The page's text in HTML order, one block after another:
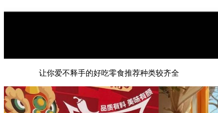
让你爱不释手的好吃零食推荐种类较齐全